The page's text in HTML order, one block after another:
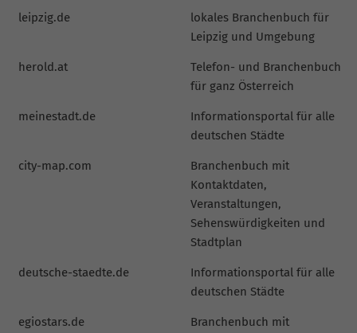
leipzig.de
lokales Branchenbuch für
Leipzig und Umgebung
herold.at
Telefon- und Branchenbuch
für ganz Österreich
meinestadt.de
Informationsportal für alle
deutschen Städte
city-map.com
Branchenbuch mit
Kontaktdaten,
Veranstaltungen,
Sehenswürdigkeiten und
Stadtplan
deutsche-staedte.de
Informationsportal für alle
deutschen Städte
egiostars.de
Branchenbuch mit